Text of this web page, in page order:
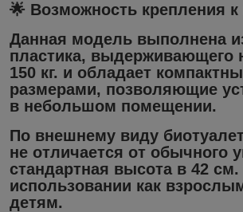
🌟 Возможность крепления к
Данная модель выполнена
пластика, выдерживающего
150 кг. и обладает
размерами, позволяющие
в небольшом помещении.
По внешнему виду
не отличается от обычного
стандартная высота в 42
использовании как
детям.